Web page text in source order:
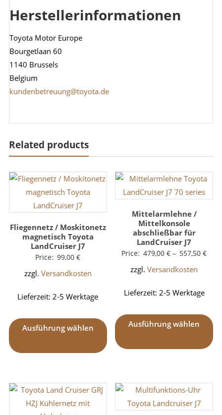
Herstellerinformationen
Toyota Motor Europe
Bourgetlaan 60
1140 Brussels
Belgium
kundenbetreuung@toyota.de
Related products
Fliegennetz / Moskitonetz
magnetisch Toyota
LandCruiser J7
Price: 99,00€
zzgl. Versandkosten
Lieferzeit:2-5 Werktage
Ausführung wählen
Mittelarmlehne /
Mittelkonsole
abschließbar für
LandCruiser J7
Price: 479,00€ – 557,50€
zzgl.Versandkosten
Lieferzeit: 2-5 Werktage
Ausführung wählen